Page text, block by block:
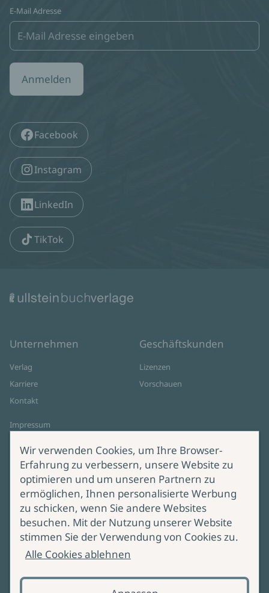
E-Mail Adresse
Anmelden
Facebook
Instagram
LinkedIn
TikTok
Unternehmen
Verlag
Karriere
Kontakt
Impressum
Cookie-Einstellungen
AGB Online Shop
Geschäftskunden
Lizenzen
Vorschauen
Service
Lieferung & Versand
Produktsicherheit
Bei Fragen zur Produktsicherheit
wenden Sie sich bitte an
Wir verwenden Cookies, um Ihre Browser-
Erfahrung zu verbessern, unsere Website zu
optimieren und um unseren Partnern zu
ermöglichen, Ihnen personalisierte Werbung
zu schicken, wenn Sie andere Websites
besuchen. Mit der Nutzung unserer Website
stimmen Sie der Verwendung von Cookies zu.
Alle Cookies ablehnen